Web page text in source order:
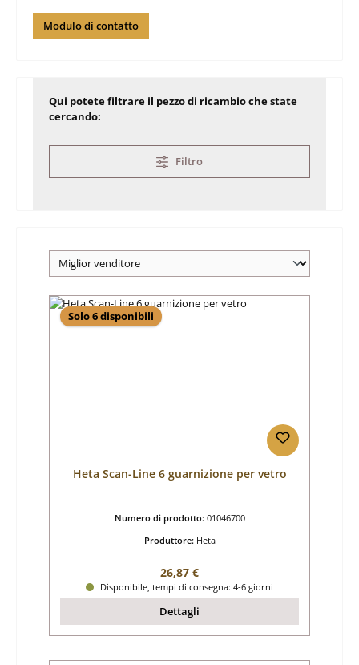
Modulo di contatto
Qui potete filtrare il pezzo di ricambio che state
cercando:
Filtro
Solo 6 disponibili
Heta Scan-Line 6 guarnizione per vetro
Numero di prodotto: 01046700
Produttore: Heta
Prezzo normale:
26,87 €
Disponibile, tempi di consegna: 4-6 giorni
Dettagli